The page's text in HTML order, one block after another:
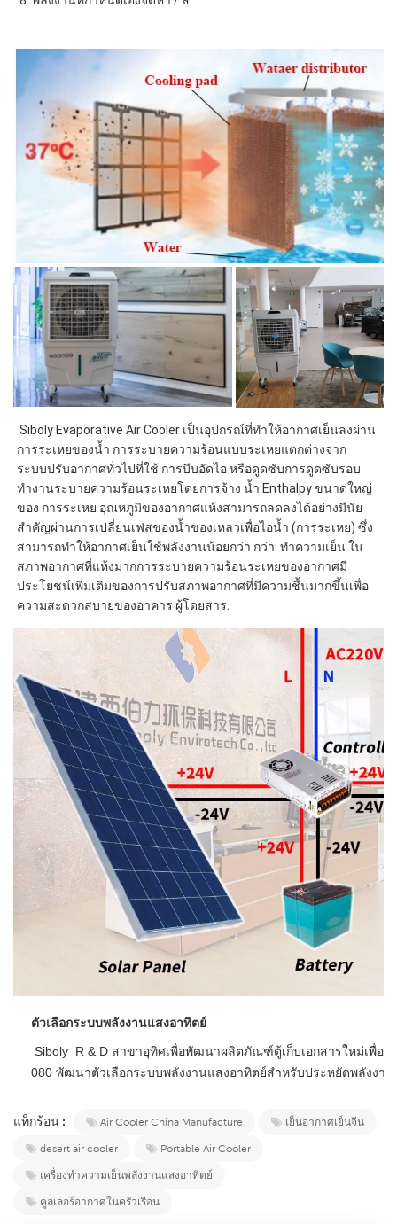
การระเหยของน้ำ การระบายความร้อนแบบระเหยแตกต่างจาก
ระบบปรับอากาศทั่วไปที่ใช้ การบีบอัดไอ หรือดูดซับการดูดซับรอบ.
ทำงานระบายความร้อนระเหยโดยการจ้าง น้ำ Enthalpy ขนาดใหญ่
ของ การระเหย อุณหภูมิของอากาศแห้งสามารถลดลงได้อย่างมีนัย
สำคัญผ่านการเปลี่ยนเฟสของน้ำของเหลวเพื่อไอน้ำ (การระเหย) ซึ่ง
สามารถทำให้อากาศเย็นใช้พลังงานน้อยกว่า กว่า  ทำความเย็น ใน
สภาพอากาศที่แห้งมากการระบายความร้อนระเหยของอากาศมี
ประโยชน์เพิ่มเติมของการปรับสภาพอากาศที่มีความชื้นมากขึ้นเพื่อ
ความสะดวกสบายของอาคาร ผู้โดยสาร.
ตัวเลือกระบบพลังงานแสงอาทิตย์
Siboly  R & D สาขาอุทิศเพื่อพัฒนาผลิตภัณฑ์ตู้เก็บเอกสารใหม่เพื่อ
080 พัฒนาตัวเลือกระบบพลังงานแสงอาทิตย์สำหรับประหยัดพลังงา
แท็กร้อน : Air Cooler China Manufacture
เย็นอากาศเย็นจีน
desert air cooler
Portable Air Cooler
เครื่องทำความเย็นพลังงานแสงอาทิตย์
คูลเลอร์อากาศในครัวเรือน